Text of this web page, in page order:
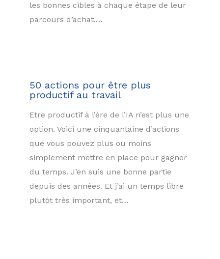
les bonnes cibles à chaque étape de leur
parcours d’achat.…
50 actions pour être plus
productif au travail
Etre productif à l’ère de l’IA n’est plus une
option. Voici une cinquantaine d’actions
que vous pouvez plus ou moins
simplement mettre en place pour gagner
du temps. J’en suis une bonne partie
depuis des années. Et j’ai un temps libre
plutôt très important, et…